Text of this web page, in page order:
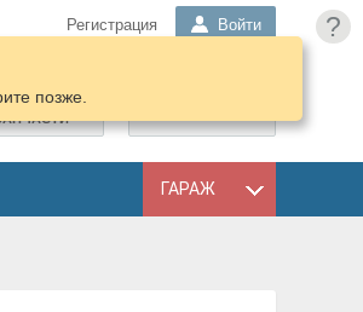
?
Регистрация Войти
ГАРАЖ
позже.